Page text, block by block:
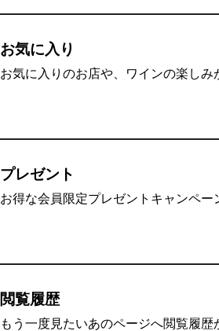
お気に入り
お気に入りのお店や、ワインの楽し
プレゼント
お得な会員限定プレゼントキャンペー
閲覧履歴
もう一度見たいあのページへ閲覧履歴